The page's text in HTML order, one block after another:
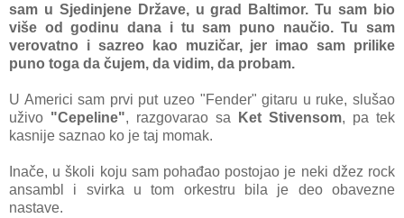
sam u Sjedinjene Države, u grad Baltimor. Tu sam bio
više od godinu dana i tu sam puno naučio. Tu sam
verovatno i sazreo kao muzičar, jer imao sam prilike
puno toga da čujem, da vidim, da probam.
U Americi sam prvi put uzeo "Fender" gitaru u ruke, slušao
uživo "Cepeline", razgovarao sa Ket Stivensom, pa tek
kasnije saznao ko je taj momak.
Inače, u školi koju sam pohađao postojao je neki džez rock
ansambl i svirka u tom orkestru bila je deo obavezne
nastave.